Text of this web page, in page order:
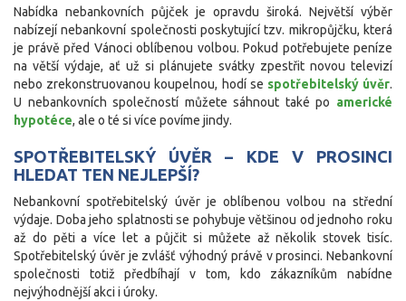
Nabídka nebankovních půjček je opravdu široká. Největší výběr
nabízejí nebankovní společnosti poskytující tzv. mikropůjčku, která
je právě před Vánoci oblíbenou volbou. Pokud potřebujete peníze
na větší výdaje, ať už si plánujete svátky zpestřit novou televizí
nebo zrekonstruovanou koupelnou, hodí se spotřebitelský úvěr.
U nebankovních společností můžete sáhnout také po americké
hypotéce, ale o té si více povíme jindy.
SPOTŘEBITELSKÝ ÚVĚR – KDE V PROSINCI
HLEDAT TEN NEJLEPŠÍ?
Nebankovní spotřebitelský úvěr je oblíbenou volbou na střední
výdaje. Doba jeho splatnosti se pohybuje většinou od jednoho roku
až do pěti a více let a půjčit si můžete až několik stovek tisíc.
Spotřebitelský úvěr je zvlášť výhodný právě v prosinci. Nebankovní
společnosti totiž předbíhají v tom, kdo zákazníkům nabídne
nejvýhodnější akci i úroky.